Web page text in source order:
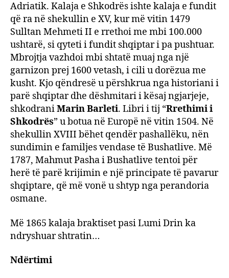
Adriatik. Kalaja e Shkodrës ishte kalaja e fundit
që ra në shekullin e XV, kur më vitin 1479
Sulltan Mehmeti II e rrethoi me mbi 100.000
ushtarë, si qyteti i fundit shqiptar i pa pushtuar.
Mbrojtja vazhdoi mbi shtatë muaj nga një
garnizon prej 1600 vetash, i cili u dorëzua me
kusht. Kjo qëndresë u përshkrua nga historiani i
parë shqiptar dhe dëshmitari i kësaj ngjarjeje,
shkodraniMarin Barleti. Libri i tij “Rrethimi i
Shkodrës” u botua në Europë në vitin 1504. Në
shekullin XVIII bëhet qendër pashallëku, nën
sundimin e familjes vendase të Bushatlive. Më
1787, Mahmut Pasha i Bushatlive tentoi për
herë të parë krijimin e një principate të pavarur
shqiptare, që më vonë u shtyp nga perandoria
osmane.
Më 1865 kalaja braktiset pasi Lumi Drin ka
ndryshuar shtratin…
Ndërtimi